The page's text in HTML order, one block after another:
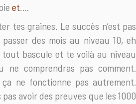
et….
tes graines. Le succès n’est pas
des mois au niveau 10, eh
bascule et te voilà au niveau
ne comprendras pas comment.
ça ne fonctionne pas autrement.
avoir des preuves que les 1000